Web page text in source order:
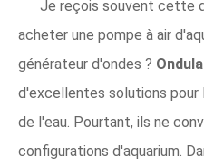
Je reçois souvent cette
acheter une pompe à air
générateur d'ondes ?
d'excellentes solutions
de l'eau. Pourtant, ils ne
configurations d'aquarium.